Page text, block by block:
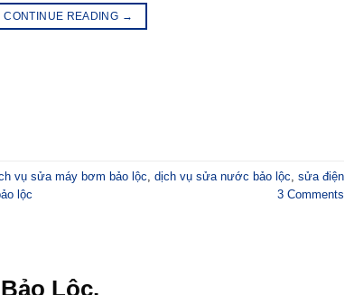
CONTINUE READING →
vụ sửa máy bơm bảo lộc dịch vụ sửa nước bảo lộc sửa điện
lộc 3 Comments
Lộc.